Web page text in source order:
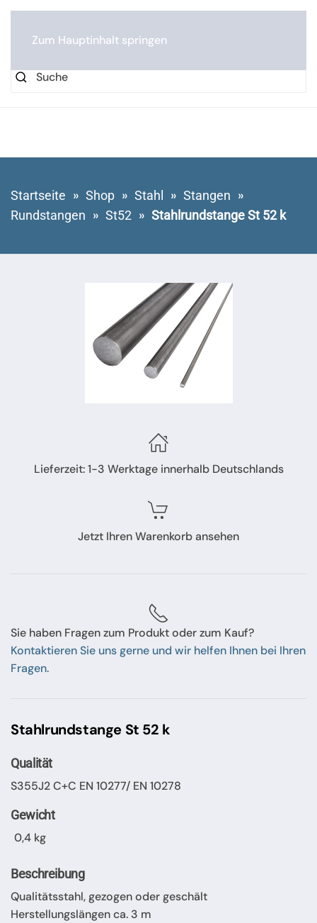
Zum Hauptinhalt springen
Startseite Shop Stahl
Stangen
Rundstangen
St52 Stahlrundstange St 52 k
Lieferzeit: 1-3 Werktage innerhalb Deutschlands
Jetzt Ihren Warenkorb ansehen
Sie haben Fragen zum Produkt oder zum Kauf?
Kontaktieren Sie uns gerne und wir helfen Ihnen bei Ihren
Fragen.
Stahlrundstange St 52 k
Qualität
S355J2 C+C EN 10277/ EN 10278
Gewicht
0,4 kg
Beschreibung
Qualitätsstahl, gezogen oder geschält
Herstellungslängen ca. 3 m